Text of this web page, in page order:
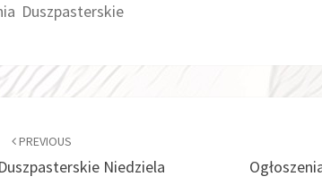
Duszpasterskie
PREVIOUS
Niedziela